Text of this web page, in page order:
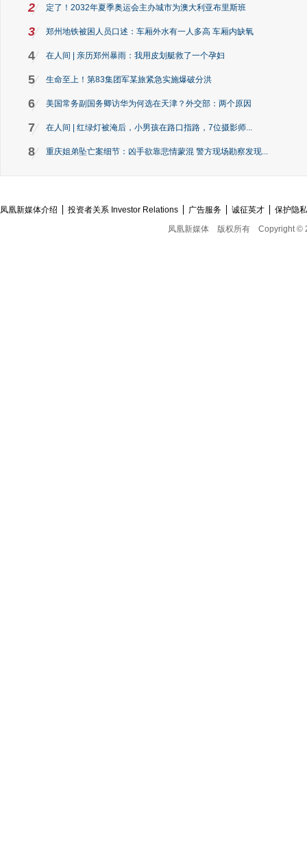
2 定了！2032年夏季奥运会主办城市为澳大利亚布里斯班
3 郑州地铁被困人员口述：车厢外水有一人多高 车厢内缺氧
4 在人间 | 亲历郑州暴雨：我用皮划艇救了一个孕妇
5 生命至上！第83集团军某旅紧急实施爆破分洪
6 美国常务副国务卿访华为何选在天津？外交部：两个原因
7 在人间 | 红绿灯被淹后，小男孩在路口指路，7位摄影师...
8 重庆姐弟坠亡案细节：凶手欲靠悲情蒙混 警方现场勘察发现...
凤凰新媒体介绍 投资者关系 Investor Relations 广告服务 诚征英才
保护隐
凤凰新媒体
版权所有 Copyright ©